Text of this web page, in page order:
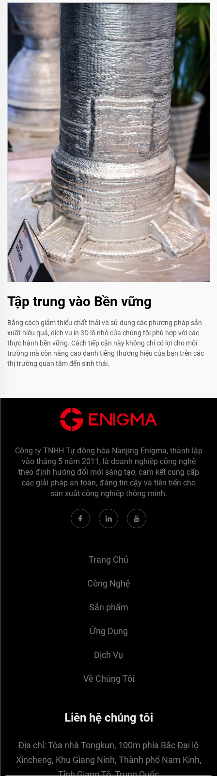
Tập trung vào Bền vững
Bằng cách giảm thiểu chất thải và sử dụng các phương pháp sản
xuất hiệu quả, dịch vụ in 3D lô nhỏ của chúng tôi phù hợp với các
thực hành bền vững. Cách tiếp cận này không chỉ có lợi cho môi
trường mà còn nâng cao danh tiếng thương hiệu của bạn trên các
thị trường quan tâm đến sinh thái.
Công ty TNHH Tự động hóa Nanjing Enigma, thành lập
vào tháng 5 năm 2011, là doanh nghiệp công nghệ
theo định hướng đổi mới sáng tạo, cam kết cung cấp
các giải pháp an toàn, đáng tin cậy và tiên tiến cho
sản xuất công nghiệp thông minh.
Trang Chủ
Công Nghệ
Sản phẩm
Ứng Dụng
Dịch Vụ
Về Chúng Tôi
Liên hệ chúng tôi
Địa chỉ: Tòa nhà Tongkun, 100m phía Bắc Đại lộ
Xincheng, Khu Giang Ninh, Thành phố Nam Kinh,